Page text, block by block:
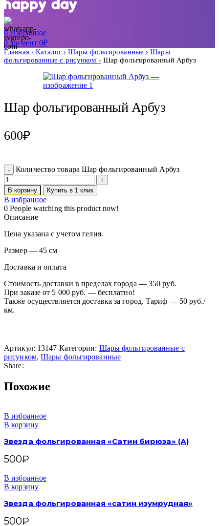
0Избранное
0элемент 0₽
Главная Каталог Шары фольгированные
Шары
фольгированные с рисунком
Шар фольгированный Арбуз
Шар фольгированный Арбуз
600₽
Количество товара Шар фольгированный Арбуз
В корзину Купить в 1 клик
В избранное
0 People watching this product now!
Описание
Цена указана с учетом гелия.
Размер — 45 см
Доставка и оплата
Стоимость доставки в пределах города — 350 руб.
При заказе от 5 000 руб. — бесплатно!
Также осуществляется доставка за город. Тариф — 50 руб./
км.
Артикул: 13147 Категории: Шары фольгированные с
рисунком, Шары фольгированные
Share:
Похожие
В избранное
В корзину
Звезда фольгированная «Сатин бирюза» (А)
500₽
В избранное
В корзину
Звезда фольгированная «сатин изумрудная»
500₽